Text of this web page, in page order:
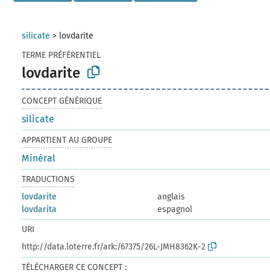
silicate > lovdarite
TERME PRÉFÉRENTIEL
lovdarite
CONCEPT GÉNÉRIQUE
silicate
APPARTIENT AU GROUPE
Minéral
TRADUCTIONS
lovdarite
anglais
lovdarita
espagnol
URI
http://data.loterre.fr/ark:/67375/26L-JMH8362K-2
TÉLÉCHARGER CE CONCEPT :